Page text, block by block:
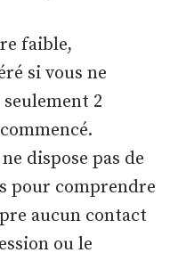
faible,
si vous ne
2
dispose pas de
pour comprendre
aucun contact
ou le